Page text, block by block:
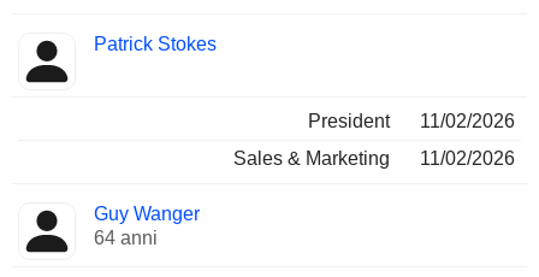
Patrick Stokes
President
11/02/2026
Sales & Marketing
11/02/2026
Guy Wanger
64 anni